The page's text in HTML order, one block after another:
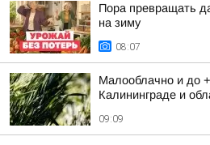
Пора превращать
на зиму
08:07
Малооблачно и до
Калининграде и
09:09